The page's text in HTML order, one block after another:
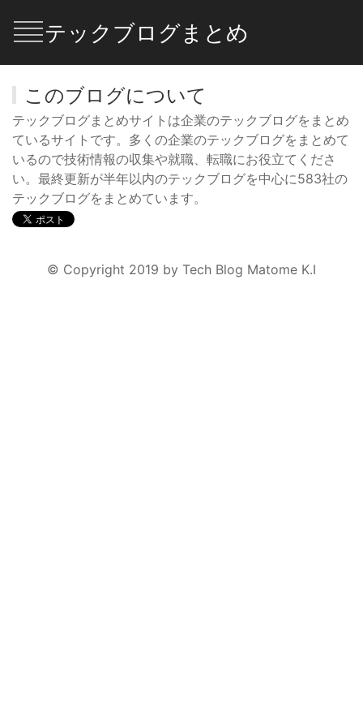
テックブログまとめ
このブログについて
テックブログまとめサイトは企業のテックブログをまとめ
ているサイトです。多くの企業のテックブログをまとめて
いるので技術情報の収集や就職、転職にお役立てくださ
い。最終更新が半年以内のテックブログを中心に583社の
テックブログをまとめています。
© Copyright 2019 by Tech Blog Matome K.I